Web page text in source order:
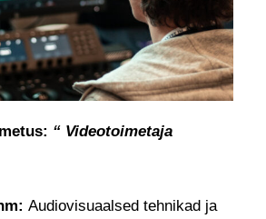
“ Videotoimetaja
Audiovisuaalsed tehnikad ja